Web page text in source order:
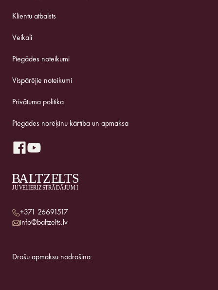
Klientu atbalsts
Veikali
Piegādes noteikumi
Vispārējie noteikumi
Privātuma politika
Piegādes norēķinu kārtība un apmaksa
+371 26691517
info@baltzelts.lv
Drošu apmaksu nodrošina: